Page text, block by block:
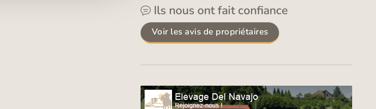
Ils nous ont fait confiance
Voir les avis de propriétaires